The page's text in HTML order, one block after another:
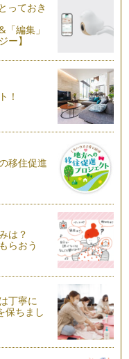
切さ
ーなどの基本教材をす
…
う！！
伴奏をする機会に恵ま
を身に付けるために
ためには、親として保護
…
メインに、「愛の夢」を
を鍛えよう
も悩むことも多々ござい
…
言葉がけ
ッスンを受けてらっし
っておき
編集」
ー】
！
移住促進
は？
らおう
丁寧に
保ちまし